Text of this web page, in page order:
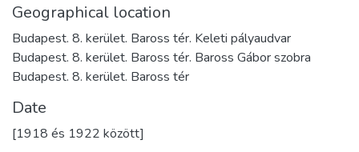
Geographical location
Budapest. 8. kerület. Baross tér. Keleti pályaudvar
Budapest. 8. kerület. Baross tér. Baross Gábor szobra
Budapest. 8. kerület. Baross tér
Date
[1918 és 1922 között]